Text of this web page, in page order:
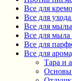
Все для
Все для
Все для
Все для мыла
Все для
Все для
Тара и
Основы